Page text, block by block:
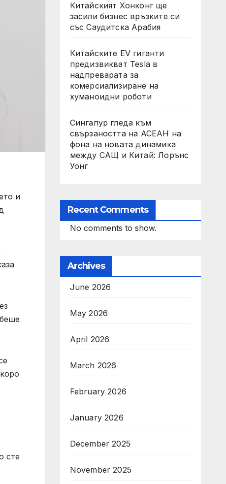
и
сте
Китайският Хонконг ще
засили бизнес връзките си
със Саудитска Арабия
Китайските EV гиганти
предизвикват Tesla в
надпреварата за
комерсиализиране на
хуманоидни роботи
Сингапур гледа към
свързаността на АСЕАН на
фона на новата динамика
между САЩ и Китай: Лорънс
Уонг
Recent Comments
No comments to show.
Archives
June 2026
May 2026
April 2026
March 2026
February 2026
January 2026
December 2025
November 2025